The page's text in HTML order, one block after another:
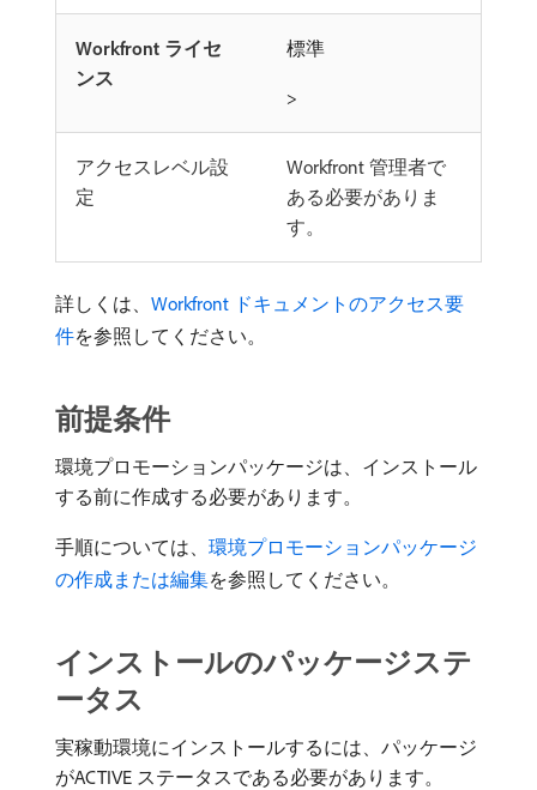
Workfront ライセ
ンス
標準
>
アクセスレベル設
定
Workfront 管理者で
ある必要がありま
す。
詳しくは、 Workfront ドキュメントのアクセス要
件を参照してください。
前提条件
環境プロモーションパッケージは、インストール
する前に作成する必要があります。
手順については、 環境プロモーションパッケージ
の作成または編集を参照してください。
インストールのパッケージステ
ータス
実稼動環境にインストールするには、パッケージ
がACTIVE ステータスである必要があります。